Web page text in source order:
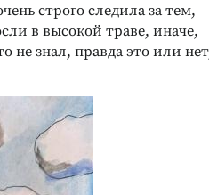
строго следила за тем,
в высокой траве, иначе,
не знал, правда это или